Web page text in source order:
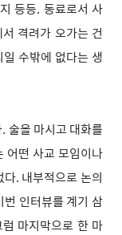
등등. 동료로서 사
격려가 오가는 건
수밖에 없다는 생
술을 마시고 대화를
어떤 사교 모임이나
. 내부적으로 논의
인터뷰를 계기 삼
마지막으로 한 마